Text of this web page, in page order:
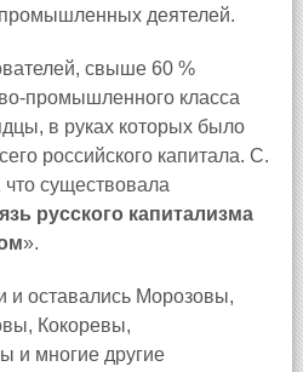
деятелей.
свыше 60 %
промышленного класса
в руках которых было
российского капитала. С.
существовала
русского капитализма
».
оставались Морозовы,
Кокоревы,
и многие другие